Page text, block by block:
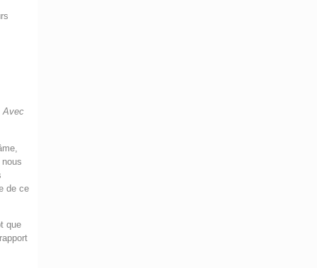
Avec
de ce
que